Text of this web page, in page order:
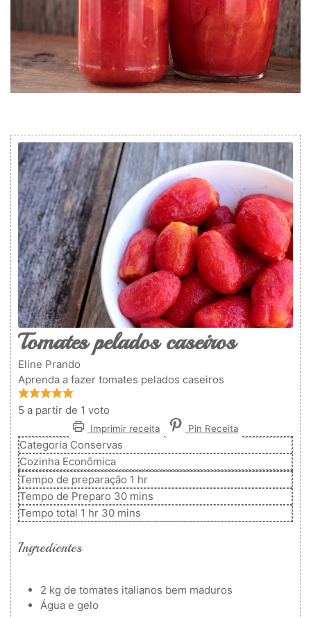
Tomates pelados caseiros
Eline Prando
Aprenda a fazer tomates pelados caseiros
5 a partir de 1 voto
Imprimir receita Pin Receita
Categoria Conservas
Cozinha Econômica
Tempo de preparação 1 hora
hr
Tempo de Preparo 30minutos
mins
Tempo total 1 hora
hr 30minutos
mins
Ingredientes
2 kg de tomates italianos bem maduros
Água e gelo